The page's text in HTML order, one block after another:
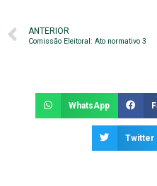
ANTERIOR
Comissão Eleitoral: Ato normativo 3
WhatsApp
Twitter